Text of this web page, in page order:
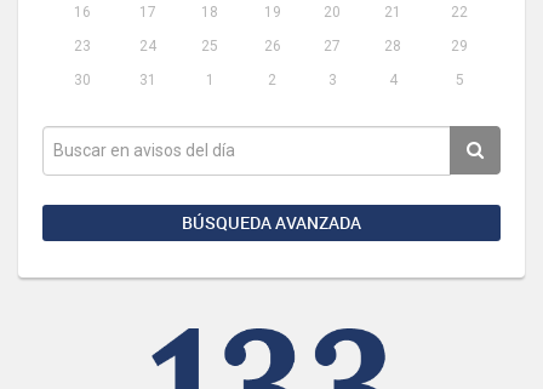
16
17 18 19 20 21
22
23
24 25 26 27 28
29
30
31 1 2 3 4 5
BÚSQUEDA AVANZADA